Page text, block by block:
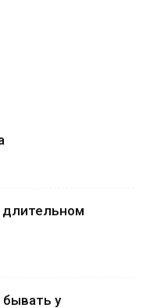
длительном
у